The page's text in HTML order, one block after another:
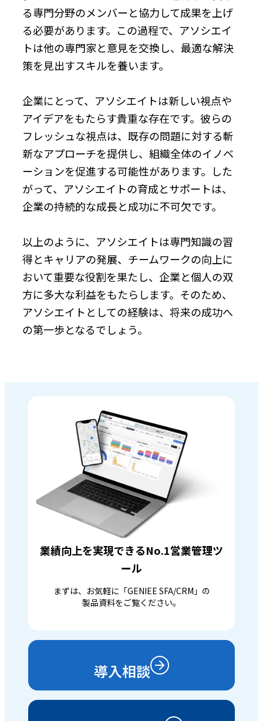
る専門分野のメンバーと協力して成果を上げ
る必要があります。この過程で、アソシエイ
トは他の専門家と意見を交換し、最適な解決
策を見出すスキルを養います。
企業にとって、アソシエイトは新しい視点や
アイデアをもたらす貴重な存在です。彼らの
フレッシュな視点は、既存の問題に対する斬
新なアプローチを提供し、組織全体のイノベ
ーションを促進する可能性があります。した
がって、アソシエイトの育成とサポートは、
企業の持続的な成長と成功に不可欠です。
以上のように、アソシエイトは専門知識の習
得とキャリアの発展、チームワークの向上に
おいて重要な役割を果たし、企業と個人の双
方に多大な利益をもたらします。そのため、
アソシエイトとしての経験は、将来の成功へ
の第一歩となるでしょう。
業績向上を実現できるNo.1営業管理ツ
ール
まずは、お気軽に「GENIEE SFA/CRM」の
製品資料をご覧ください。
導入相談